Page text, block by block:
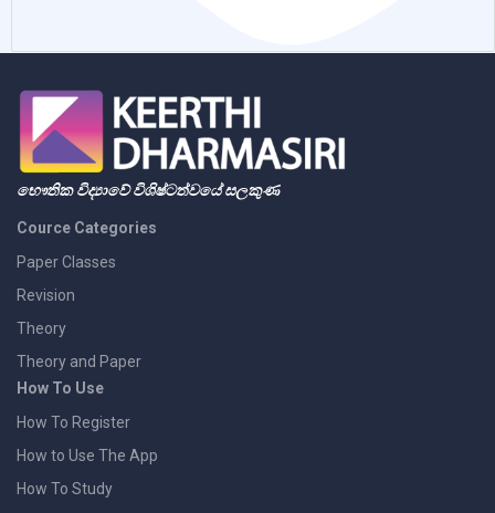
භෞතික විද්‍යාවේ විශිෂ්ටත්වයේ සලකුණ
Cource Categories
Paper Classes
Revision
Theory
Theory and Paper
How To Use
How To Register
How to Use The App
How To Study